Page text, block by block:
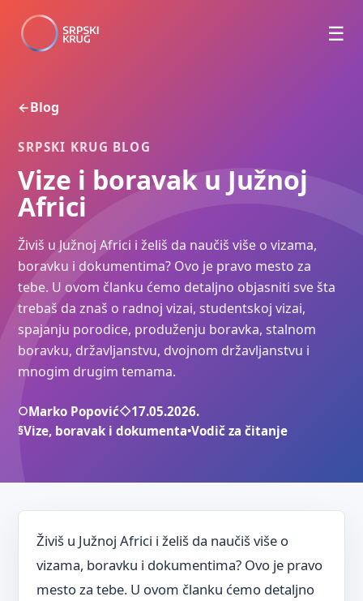
☰
←Blog
SRPSKI KRUG BLOG
Vize i boravak u Južnoj
Africi
Živiš u Južnoj Africi i želiš da naučiš više o vizama,
boravku i dokumentima? Ovo je pravo mesto za
tebe. U ovom članku ćemo detaljno objasniti sve šta
trebaš da znaš o radnoj vizai, studentskoj vizai,
spajanju porodice, produženju boravka, stalnom
boravku, državljanstvu, dvojnom državljanstvu i
mnogim drugim temama.
○Marko Popović◇17.05.2026.
§Vize, boravak i dokumenta•Vodič za čitanje
Živiš u Južnoj Africi i želiš da naučiš više o
vizama, boravku i dokumentima? Ovo je pravo
mesto za tebe. U ovom članku ćemo detaljno